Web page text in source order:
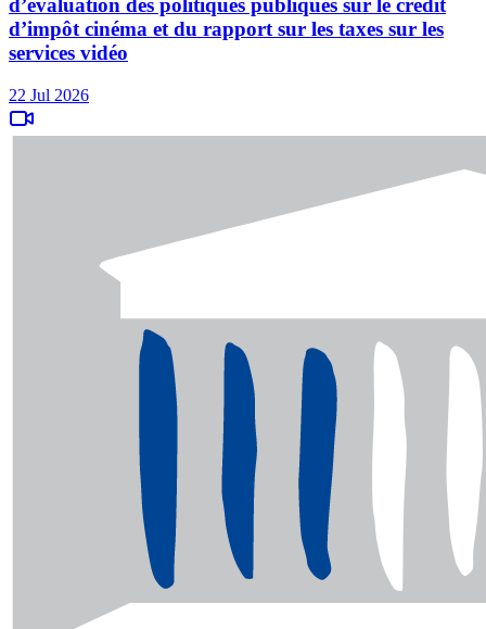
d’évaluation des politiques publiques sur le crédit
d’impôt cinéma et du rapport sur les taxes sur les
services vidéo
22 Jul 2026